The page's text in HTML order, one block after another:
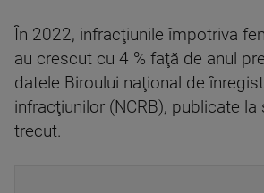
În 2022, infracţiunile împotriva
au crescut cu 4 % faţă de anul
datele Biroului naţional de
infracţiunilor (NCRB), publicate la
trecut.